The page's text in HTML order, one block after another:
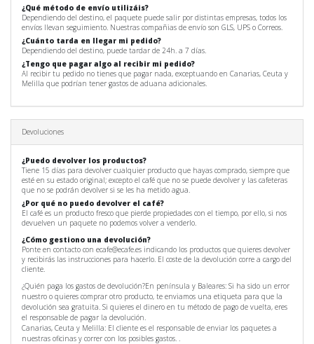
¿Qué método de envío utilizáis?
Dependiendo del destino, el paquete puede salir por distintas empresas, todos los
envíos llevan seguimiento. Nuestras compañias de envío son GLS, UPS o Correos.
¿Cuánto tarda en llegar mi pedido?
Dependiendo del destino, puede tardar de 24h. a 7 días.
¿Tengo que pagar algo al recibir mi pedido?
Al recibir tu pedido no tienes que pagar nada, exceptuando en Canarias, Ceuta y
Melilla que podrían tener gastos de aduana adicionales.
Devoluciones
¿Puedo devolver los productos?
Tiene 15 días para devolver cualquier producto que hayas comprado, siempre que
esté en su estado original; excepto el café que no se puede devolver y las cafeteras
que no se podrán devolver si se les ha metido agua.
¿Por qué no puedo devolver el café?
El café es un producto fresco que pierde propiedades con el tiempo, por ello, si nos
devuelven un paquete no podemos volver a venderlo.
¿Cómo gestiono una devolución?
Ponte en contacto con ecafe@ecafe.es indicando los productos que quieres devolver
y recibirás las instrucciones para hacerlo. El coste de la devolución corre a cargo del
cliente.
¿Quién paga los gastos de devolución?En península y Baleares: Si ha sido un error
nuestro o quieres comprar otro producto, te enviamos una etiqueta para que la
devolución sea gratuita. Si quieres el dinero en tu método de pago de vuelta, eres
el responsable de pagar la devolución.
Canarias, Ceuta y Melilla: El cliente es el responsable de enviar los paquetes a
nuestras oficinas y correr con los posibles gastos. .